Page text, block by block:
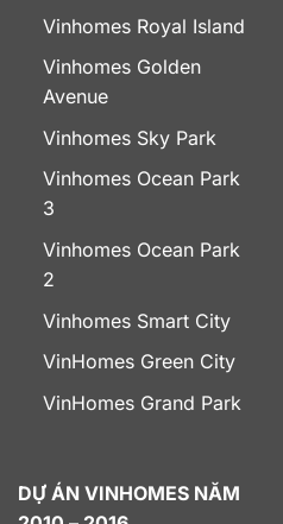
Vinhomes Royal Island
Vinhomes Golden
Avenue
Vinhomes Sky Park
Vinhomes Ocean Park
3
Vinhomes Ocean Park
2
Vinhomes Smart City
VinHomes Green City
VinHomes Grand Park
DỰ ÁN VINHOMES NĂM